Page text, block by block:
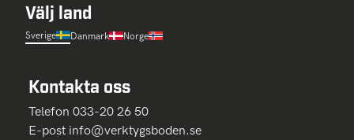
Välj land
Sverige Danmark Norge
Kontakta oss
Telefon 033-20 26 50
E-post info@verktygsboden.se